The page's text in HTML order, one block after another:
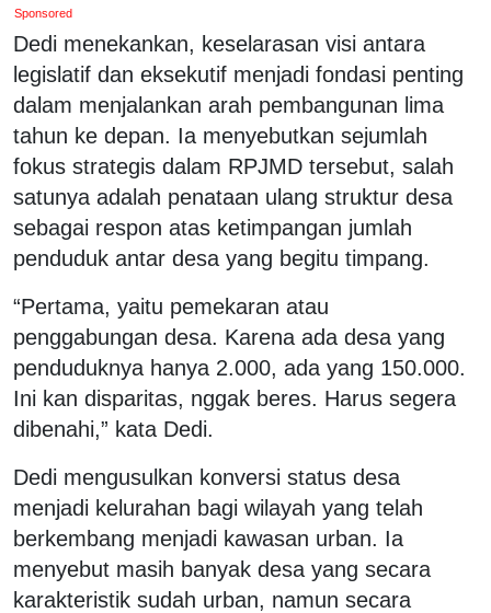
Sponsored
Dedi menekankan, keselarasan visi antara
legislatif dan eksekutif menjadi fondasi penting
dalam menjalankan arah pembangunan lima
tahun ke depan. Ia menyebutkan sejumlah
fokus strategis dalam RPJMD tersebut, salah
satunya adalah penataan ulang struktur desa
sebagai respon atas ketimpangan jumlah
penduduk antar desa yang begitu timpang.
“Pertama, yaitu pemekaran atau
penggabungan desa. Karena ada desa yang
penduduknya hanya 2.000, ada yang 150.000.
Ini kan disparitas, nggak beres. Harus segera
dibenahi,” kata Dedi.
Dedi mengusulkan konversi status desa
menjadi kelurahan bagi wilayah yang telah
berkembang menjadi kawasan urban. Ia
menyebut masih banyak desa yang secara
karakteristik sudah urban, namun secara